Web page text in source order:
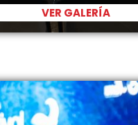
VER GALERÍA